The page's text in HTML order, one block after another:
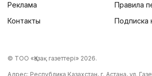
Реклама
Контакты
Правила
Подписка
© ТОО «Қазақ газеттері» 2026.
Адрес: Республика Казахстан, г. Астана, ул.